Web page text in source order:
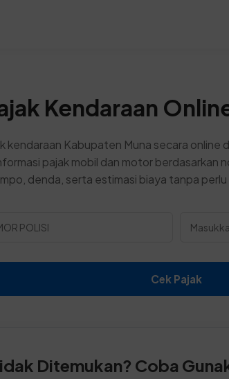
Kendaraan
kendaraan Kabupaten Muna secara online
pajak mobil dan motor berdasarkan
denda, serta estimasi biaya tanpa perlu
Cek Pajak
Ditemukan? Coba